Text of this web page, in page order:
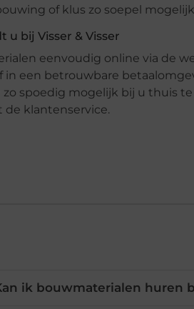
of klus zo soepel
bij Visser & Visser
eenvoudig online via de
een betrouwbare
spoedig mogelijk bij u thuis
de klantenservice.
ik bouwmaterialen huren